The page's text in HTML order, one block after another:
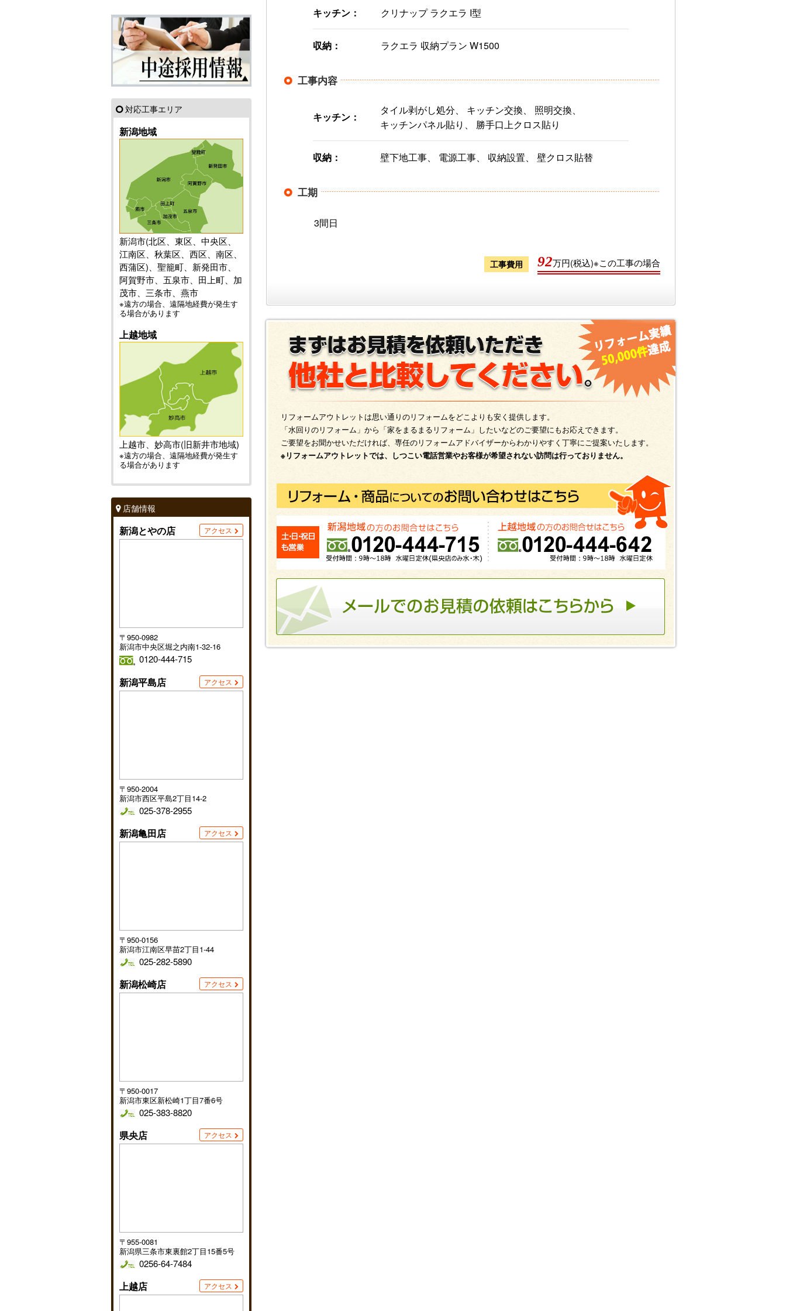
キッチン： クリナップ ラクエラ I型
収納： ラクエラ 収納プラン W1500
工事内容
キッチン：
タイル剥がし処分、 キッチン交換、 照明交換、
キッチンパネル貼り、 勝手口上クロス貼り
収納： 壁下地工事、 電源工事、 収納設置、 壁クロス貼替
工期
3間日
工事費用 92万円(税込)※この工事の場合
リフォームアウトレットは思い通りのリフォームをどこよりも安く提供します。
「水回りのリフォーム」から「家をまるまるリフォーム」したいなどのご要望にもお応えできます。
ご要望をお聞かせいただければ、専任のリフォームアドバイザーからわかりやすく丁寧にご提案いたします。
※リフォームアウトレットでは、しつこい電話営業やお客様が希望されない訪問は行っておりません。
対応工事エリア
新潟地域
新潟市(北区、東区、中央区、
江南区、秋葉区、西区、南区、
西蒲区)、聖籠町、新発田市、
阿賀野市、五泉市、田上町、加
茂市、三条市、燕市
※遠方の場合、遠隔地経費が発生す
る場合があります
上越地域
上越市、妙高市(旧新井市地域)
※遠方の場合、遠隔地経費が発生す
る場合があります
店舗情報
新潟とやの店 アクセス
〒950-0982
新潟市中央区堀之内南1-32-16
0120-444-715
新潟平島店 アクセス
〒950-2004
新潟市西区平島2丁目14-2
025-378-2955
新潟亀田店 アクセス
〒950-0156
新潟市江南区早苗2丁目1-44
025-282-5890
新潟松崎店 アクセス
〒950-0017
新潟市東区新松崎1丁目7番6号
025-383-8820
県央店 アクセス
〒955-0081
新潟県三条市東裏館2丁目15番5号
0256-64-7484
上越店 アクセス